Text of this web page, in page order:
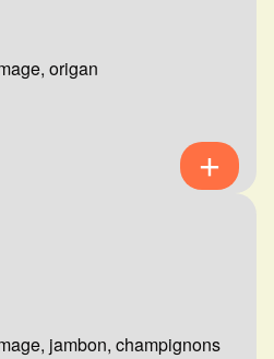
origan
jambon, champignons